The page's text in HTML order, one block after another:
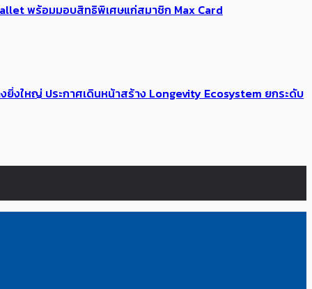
พร้อมมอบสิทธิพิเศษแก่สมาชิก Max Card
งใหญ่ ประกาศเดินหน้าสร้าง Longevity Ecosystem ยกระดับ